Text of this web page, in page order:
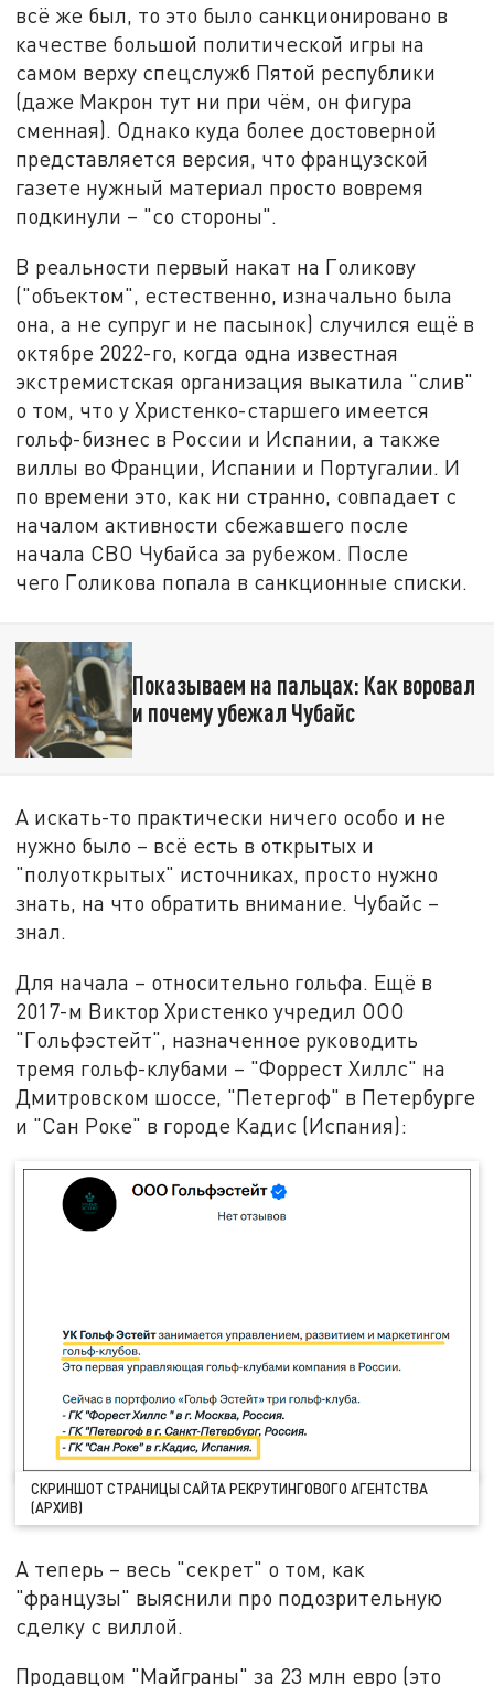
всё же был, то это было санкционировано в
качестве большой политической игры на
самом верху спецслужб Пятой республики
(даже Макрон тут ни при чём, он фигура
сменная). Однако куда более достоверной
представляется версия, что французской
газете нужный материал просто вовремя
подкинули – "со стороны".
В реальности первый накат на Голикову
("объектом", естественно, изначально была
она, а не супруг и не пасынок) случился ещё в
октябре 2022-го, когда одна известная
экстремистская организация выкатила "слив"
о том, что у Христенко-старшего имеется
гольф-бизнес в России и Испании, а также
виллы во Франции, Испании и Португалии. И
по времени это, как ни странно, совпадает с
началом активности сбежавшего после
начала СВО Чубайса за рубежом. После
чего Голикова попала в санкционные списки.
Показываем на пальцах: Как воровал
и почему убежал Чубайс
А искать-то практически ничего особо и не
нужно было – всё есть в открытых и
"полуоткрытых" источниках, просто нужно
знать, на что обратить внимание. Чубайс –
знал.
Для начала – относительно гольфа. Ещё в
2017-м Виктор Христенко учредил ООО
"Гольфэстейт", назначенное руководить
тремя гольф-клубами – "Форрест Хиллс" на
Дмитровском шоссе, "Петергоф" в Петербурге
и "Сан Роке" в городе Кадис (Испания):
СКРИНШОТ СТРАНИЦЫ САЙТА РЕКРУТИНГОВОГО АГЕНТСТВА
(АРХИВ)
А теперь – весь "секрет" о том, как
"французы" выяснили про подозрительную
сделку с виллой.
Продавцом "Майграны" за 23 млн евро (это